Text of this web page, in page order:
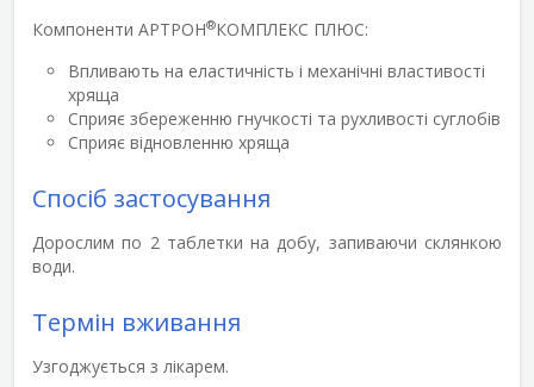
Компоненти АРТРОН®КОМПЛЕКС ПЛЮС:
Впливають на еластичність і механічні властивості
хряща
Сприяє збереженню гнучкості та рухливості суглобів
Сприяє відновленню хряща
Спосіб застосування
Дорослим по 2 таблетки на добу, запиваючи склянкою
води.
Термін вживання
Узгоджується з лікарем.